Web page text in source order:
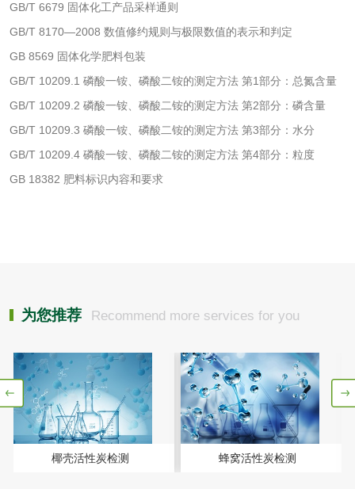
GB/T 6679 固体化工产品采样通则
GB/T 8170—2008 数值修约规则与极限数值的表示和判定
GB 8569 固体化学肥料包装
GB/T 10209.1 磷酸一铵、磷酸二铵的测定方法 第1部分：总氮含量
GB/T 10209.2 磷酸一铵、磷酸二铵的测定方法 第2部分：磷含量
GB/T 10209.3 磷酸一铵、磷酸二铵的测定方法 第3部分：水分
GB/T 10209.4 磷酸一铵、磷酸二铵的测定方法 第4部分：粒度
GB 18382 肥料标识内容和要求
为您推荐 Recommend more services for you
椰壳活性炭检测 蜂窝活性炭检测
皮肤光变态反应试
日化产品
洗衣液检测 洗涤剂检测
水处理剂
水处理药剂检测 聚丙烯酰胺检测
工业乳状氢氧化钙 铝酸钙检测